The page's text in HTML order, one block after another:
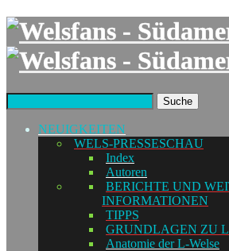
Suche
NEUIGKEITEN
WELS-PRESSESCHAU
Index
Autoren
BERICHTE UND
INFORMATIONEN
TIPPS
GRUNDLAGEN ZU
Anatomie der L-Welse